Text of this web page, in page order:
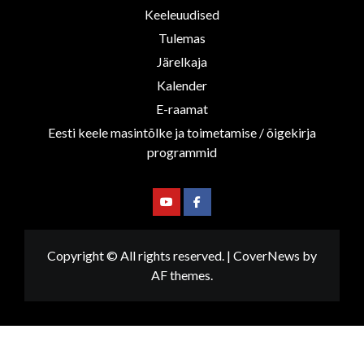
Keeleuudised
Tulemas
Järelkaja
Kalender
E-raamat
Eesti keele masintõlke ja toimetamise / õigekirja
programmid
YoutubeFacebook
Copyright © All rights reserved. | CoverNews by
AF themes.